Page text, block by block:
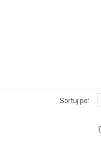
Sortuj po: